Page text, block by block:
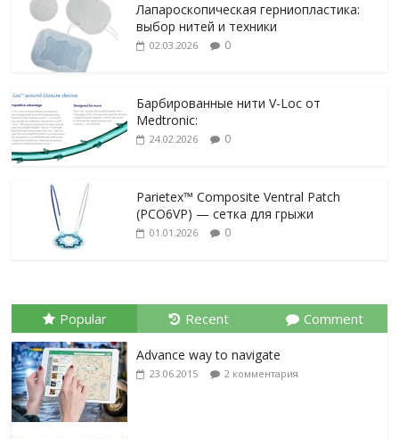
Лапароскопическая герниопластика:
выбор нитей и техники
02.03.2026 0
Барбированные нити V-Loc от
Medtronic:
24.02.2026 0
Parietex™ Composite Ventral Patch
(PCO6VP) — сетка для грыжи
01.01.2026 0
Popular Recent Comment
Advance way to navigate
23.06.2015 2 комментария